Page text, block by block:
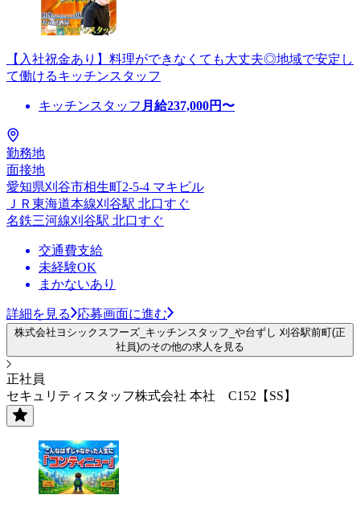
【入社祝金あり】料理ができなくても大丈夫◎地域で安定し
て働けるキッチンスタッフ
キッチンスタッフ 月給237,000円〜
勤務地
面接地
愛知県刈谷市相生町2-5-4 マキビル
ＪＲ東海道本線刈谷駅 北口すぐ
名鉄三河線刈谷駅 北口すぐ
交通費支給
未経験OK
まかないあり
詳細を見る 応募画面に進む
株式会社ヨシックスフーズ_キッチンスタッフ_や台ずし 刈谷駅前町(正
社員)のその他の求人を見る
正社員
セキュリティスタッフ株式会社 本社 C152【SS】